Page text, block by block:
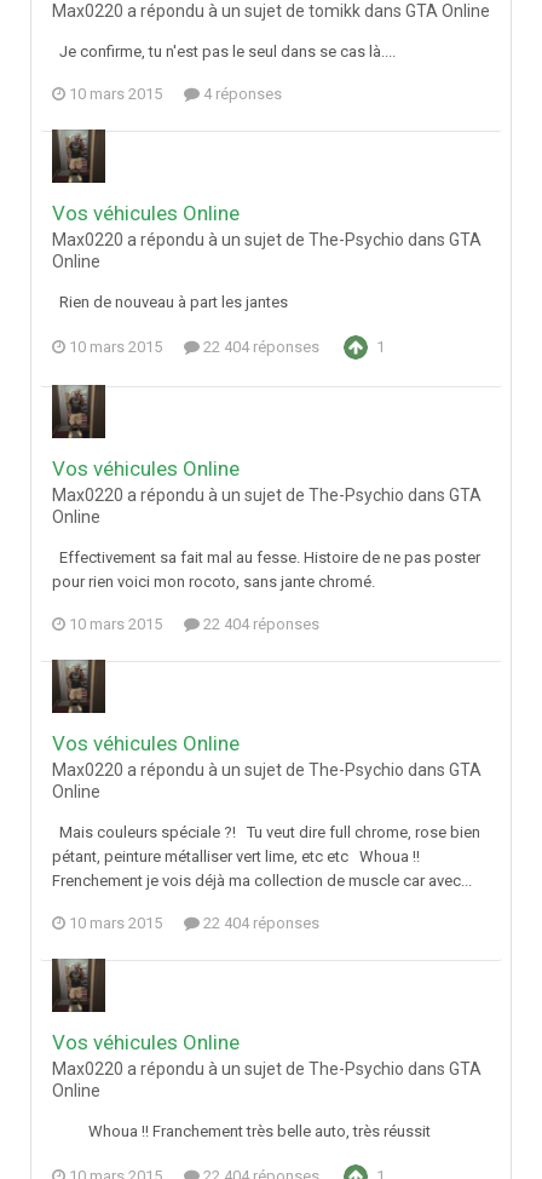
Max0220 a répondu à un sujet de tomikk dans GTA Online
Je confirme, tu n'est pas le seul dans se cas là....
10 mars 2015 4 réponses
Vos véhicules Online
Max0220 a répondu à un sujet de The-Psychio dans GTA
Online
Rien de nouveau à part les jantes
10 mars 2015 22 404 réponses 1
Vos véhicules Online
Max0220 a répondu à un sujet de The-Psychio dans GTA
Online
Effectivement sa fait mal au fesse. Histoire de ne pas poster
pour rien voici mon rocoto, sans jante chromé.
10 mars 2015 22 404 réponses
Vos véhicules Online
Max0220 a répondu à un sujet de The-Psychio dans GTA
Online
Mais couleurs spéciale ?! Tu veut dire full chrome, rose bien
pétant, peinture métalliser vert lime, etc etc Whoua !!
Frenchement je vois déjà ma collection de muscle car avec...
10 mars 2015 22 404 réponses
Vos véhicules Online
Max0220 a répondu à un sujet de The-Psychio dans GTA
Online
Whoua !! Franchement très belle auto, très réussit